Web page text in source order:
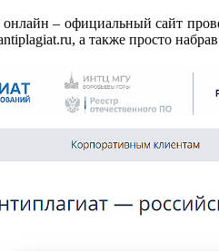
– официальный сайт
а также просто